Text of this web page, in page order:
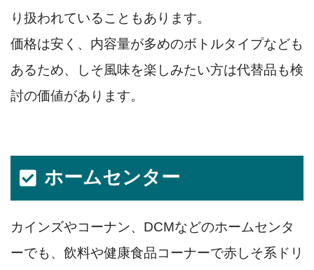
り扱われていることもあります。
価格は安く、内容量が多めのボトルタイプなども
あるため、しそ風味を楽しみたい方は代替品も検
討の価値があります。
ホームセンター
カインズやコーナン、DCMなどのホームセンタ
ーでも、飲料や健康食品コーナーで赤しそ系ドリ